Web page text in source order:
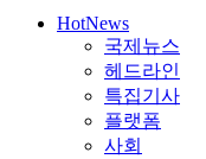
HotNews
국제뉴스
헤드라인
특집기사
플랫폼
사회